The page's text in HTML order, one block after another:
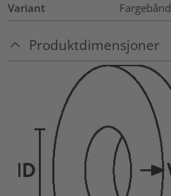
Variant
Fargebånd
Produktdimensjoner